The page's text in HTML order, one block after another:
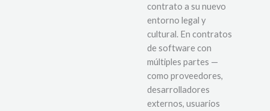
contrato a su nuevo
entorno legal y
cultural. En contratos
de software con
múltiples partes —
como proveedores,
desarrolladores
externos, usuarios